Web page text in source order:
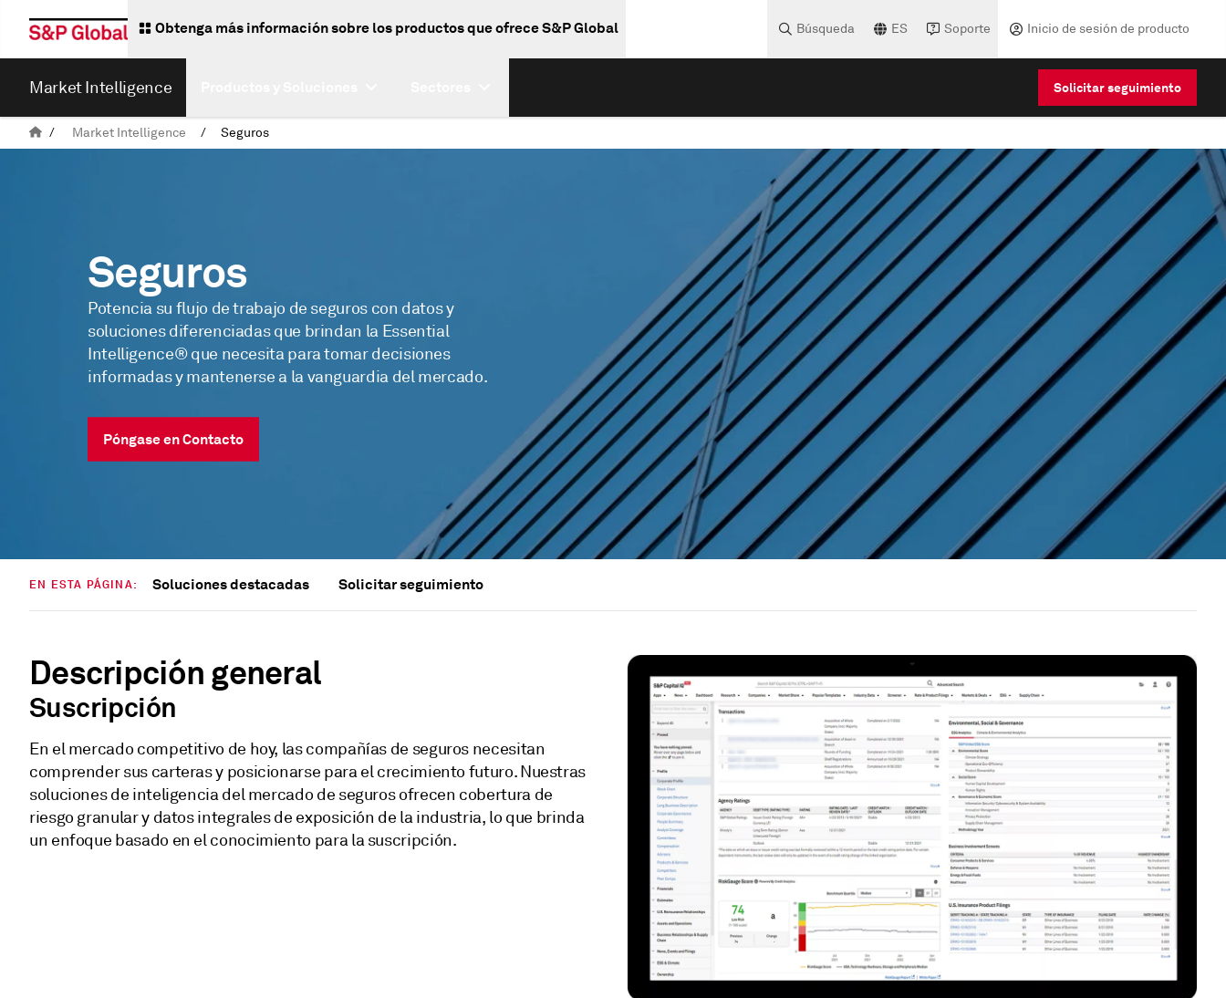
Obtenga más información sobre los productos que ofrece S&P Global Búsqueda ES Soporte Inicio de sesión de producto
Market Intelligence Solicitar seguimiento
/ Market Intelligence / Seguros
Seguros
Potencia su flujo de trabajo de seguros con datos y
soluciones diferenciadas que brindan la Essential
Intelligence® que necesita para tomar decisiones
informadas y mantenerse a la vanguardia del mercado.
Póngase en Contacto
EN ESTA PÁGINA: Soluciones destacadas Solicitar seguimiento
Descripción general
Suscripción
En el mercado competitivo de hoy, las compañías de seguros necesitan
comprender sus carteras y posicionarse para el crecimiento futuro. Nuestras
soluciones de inteligencia del mercado de seguros ofrecen cobertura de
riesgo granular y datos integrales de exposición de la industria, lo que brinda
un enfoque basado en el conocimiento para la suscripción.